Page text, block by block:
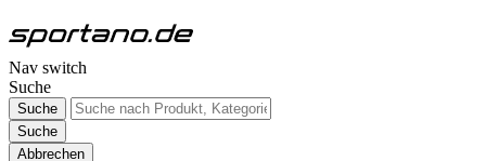
Nav switch
Suche
Suche
Suche
Abbrechen